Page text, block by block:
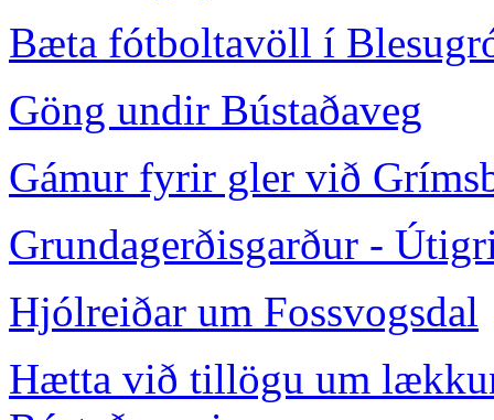
Bæta fótboltavöll í
Göng undir Bústaðaveg
Gámur fyrir gler við
Grundagerðisgarður -
Hjólreiðar um Fossvogsdal
Hætta við tillögu um